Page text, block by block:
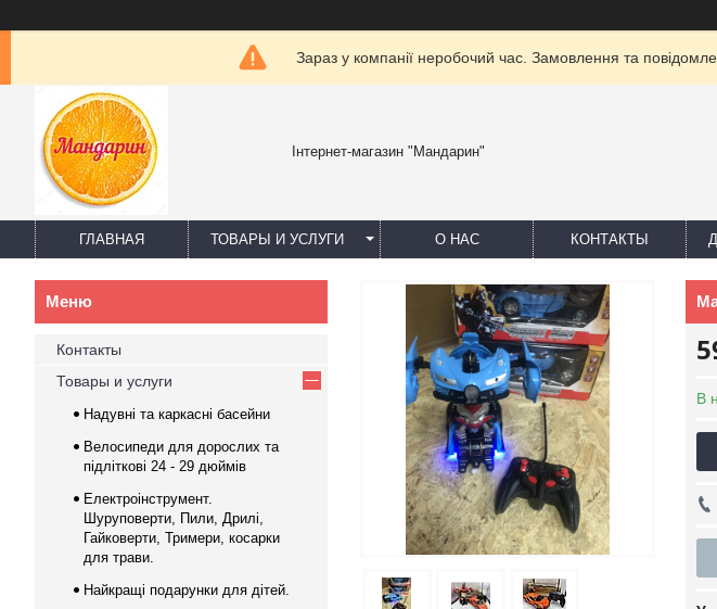
Зараз у компанії неробочий час. Замовлення та
Інтернет-магазин "Мандарин"
ГЛАВНАЯ ТОВАРЫ И УСЛУГИ О НАС КОНТАКТЫ
В
Контакты
Товары и услуги
Надувні та каркасні басейни
Велосипеди для дорослих та
підліткові 24 - 29 дюймів
Електроінструмент.
Шуруповерти, Пили, Дрилі,
Гайковерти, Тримери, косарки
для трави.
Найкращі подарунки для дітей.